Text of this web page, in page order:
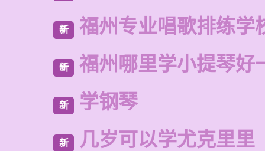
新 福州专业唱歌排练学
新 福州哪里学小提琴好
新 学钢琴
新 几岁可以学尤克里里